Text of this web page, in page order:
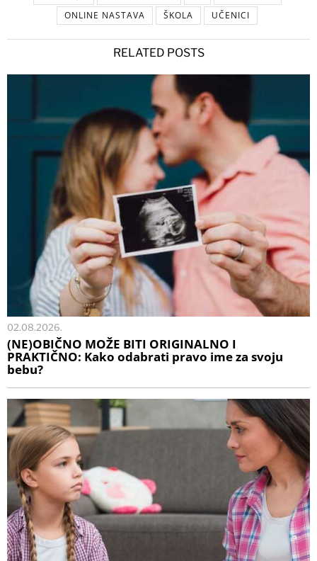
ONLINE NASTAVA
ŠKOLA UČENICI
RELATED POSTS
02.08.2026.
(NE)OBIČNO MOŽE BITI ORIGINALNO I
PRAKTIČNO: Kako odabrati pravo ime za svoju
bebu?